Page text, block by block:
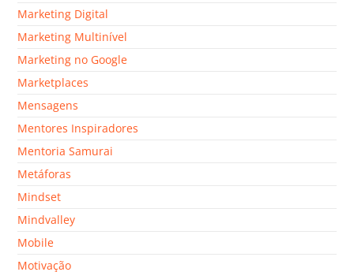
Marketing Digital
Marketing Multinível
Marketing no Google
Marketplaces
Mensagens
Mentores Inspiradores
Mentoria Samurai
Metáforas
Mindset
Mindvalley
Mobile
Motivação